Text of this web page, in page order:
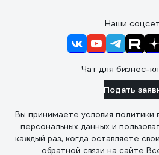
Наши
Чат для бизнес-
Подать
Вы принимаете условия политики
персональных данных и
каждый раз, когда оставляете
обратной связи на сайте